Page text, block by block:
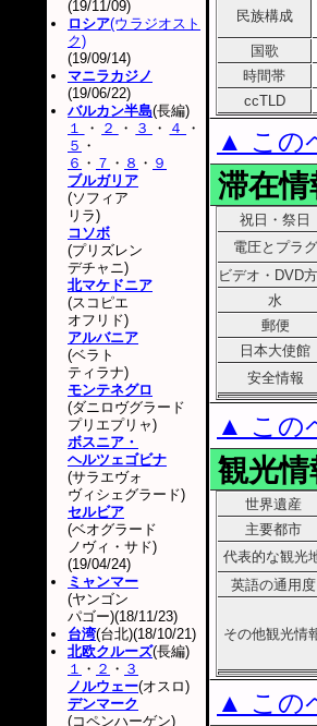
民族構成
国歌
時間帯
ccTLD
▲ この
滞在情
祝日・祭日
電圧とプラグ
ビデオ・DVD
水
郵便
日本大使館
安全情報
▲ この
観光情
世界遺産
主要都市
代表的な観光
英語の通用度
その他観光情
▲ この
(19/11/09)
ロシア(ウラジオスト
ク)
(19/09/14)
マニラカジノ
(19/06/22)
バルカン半島(長編)
１
・ ２ ・ ３ ・ ４
・
５ ・
６ ・ ７ ・ ８ ・ ９
ブルガリア
(ソフィア
リラ)
コソボ
(プリズレン
デチャニ)
北マケドニア
(スコピエ
オフリド)
アルバニア
(ベラト
ティラナ)
モンテネグロ
(ダニロヴグラード
プリエプリャ)
ボスニア・
ヘルツェゴビナ
(サラエヴォ
ヴィシェグラード)
セルビア
(ベオグラード
ノヴィ・サド)
(19/04/24)
ミャンマー
(ヤンゴン
パゴー)(18/11/23)
台湾(台北)(18/10/21)
北欧クルーズ(長編)
１ ・ ２ ・ ３
ノルウェー(オスロ)
デンマーク
(コペンハーゲン)